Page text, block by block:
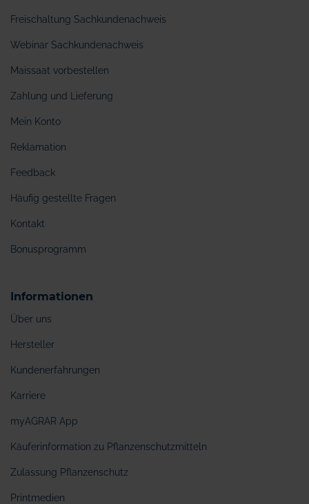
Freischaltung Sachkundenachweis
Webinar Sachkundenachweis
Maissaat vorbestellen
Zahlung und Lieferung
Mein Konto
Reklamation
Feedback
Häufig gestellte Fragen
Kontakt
Bonusprogramm
Informationen
Über uns
Hersteller
Kundenerfahrungen
Karriere
myAGRAR App
Käuferinformation zu Pflanzenschutzmitteln
Zulassung Pflanzenschutz
Printmedien